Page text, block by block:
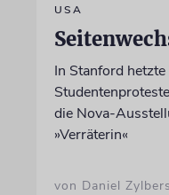
USA
In Stanford
die Nova-
»Verräterin«
von Daniel